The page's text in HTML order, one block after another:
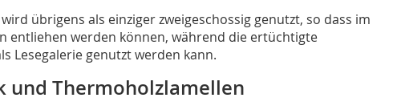
übrigens als einziger zweigeschossig genutzt, so dass im
entliehen werden können, während die ertüchtigte
Lesegalerie genutzt werden kann.
und Thermoholzlamellen